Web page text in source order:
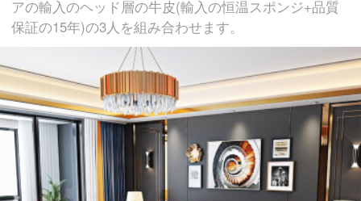
アの輸入のヘッド層の牛皮(輸入の恒温スポンジ+品質
保証の15年)の3人を組み合わせます。